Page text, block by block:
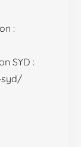
:
SYD :
syd/